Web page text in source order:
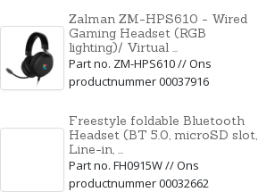
Zalman ZM-HPS610 - Wired
Gaming Headset (RGB
lighting)/ Virtual ...
Part no. ZM-HPS610 // Ons
productnummer 00037916
Freestyle foldable Bluetooth
Headset (BT 5.0, microSD slot,
Line-in, ...
Part no. FH0915W // Ons
productnummer 00032662